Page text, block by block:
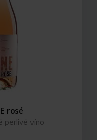
rosé
perlivé víno